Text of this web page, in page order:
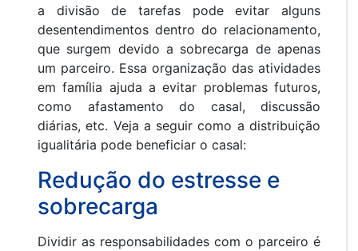
a divisão de tarefas pode evitar alguns
desentendimentos dentro do relacionamento,
que surgem devido a sobrecarga de apenas
um parceiro. Essa organização das atividades
em família ajuda a evitar problemas futuros,
como afastamento do casal, discussão
diárias, etc. Veja a seguir como a distribuição
igualitária pode beneficiar o casal:
Redução do estresse e
sobrecarga
Dividir as responsabilidades com o parceiro é